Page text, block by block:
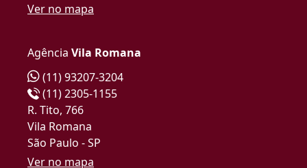
Ver no mapa
Agência Vila Romana
(11) 93207-3204
(11) 2305-1155
R. Tito, 766
Vila Romana
São Paulo - SP
Ver no mapa